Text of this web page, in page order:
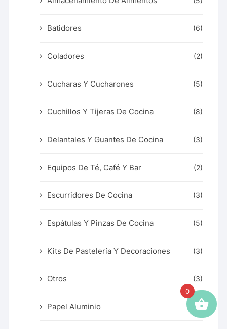
Batidores (6)
Coladores (2)
Cucharas Y Cucharones (5)
Cuchillos Y Tijeras De Cocina (8)
Delantales Y Guantes De Cocina (3)
Equipos De Té, Café Y Bar (2)
Escurridores De Cocina (3)
Espátulas Y Pinzas De Cocina (5)
Kits De Pastelería Y Decoraciones (3)
Otros (3)
Papel Aluminio (1)
0